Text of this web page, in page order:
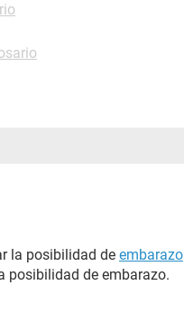
la posibilidad de embarazo
posibilidad de embarazo.